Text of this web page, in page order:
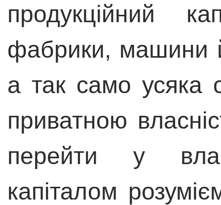
продукційний
фабрики, машини
а так само усяка
приватною
перейти у
капіталом